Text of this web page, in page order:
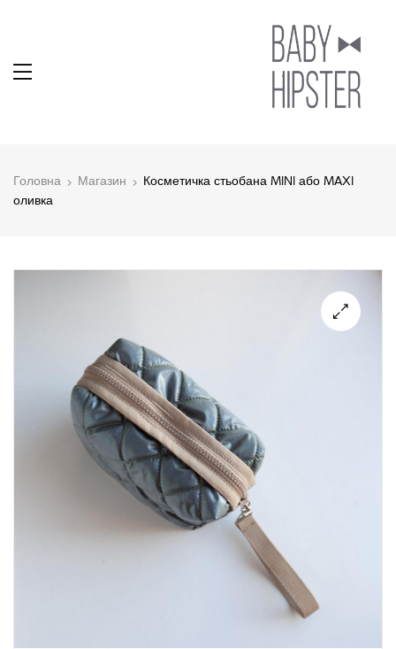
Головна Магазин
Косметичка стьобана MINI або MAXI
оливка